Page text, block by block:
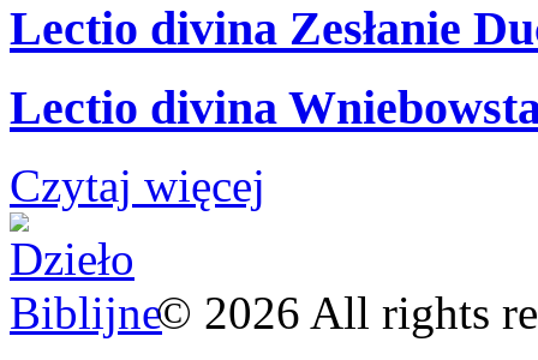
Lectio divina Zesłanie
Lectio divina
Czytaj więcej
© 2026 All rights